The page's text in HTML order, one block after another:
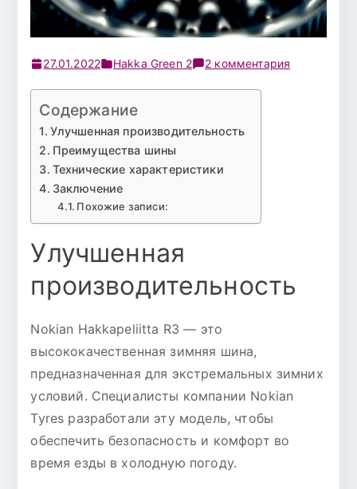
27.01.2022 Hakka Green 2 2 комментария
Содержание
Улучшенная производительность
Преимущества шины
Технические характеристики
Заключение
Похожие записи:
Улучшенная
производительность
Nokian Hakkapeliitta R3 — это
высококачественная зимняя шина,
предназначенная для экстремальных зимних
условий. Специалисты компании Nokian
Tyres разработали эту модель, чтобы
обеспечить безопасность и комфорт во
время езды в холодную погоду.